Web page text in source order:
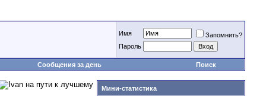
Имя
Запомнить?
Пароль
Сообщения за день Поиск
Мини-статистика